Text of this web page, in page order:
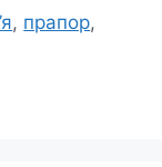
, прапор,